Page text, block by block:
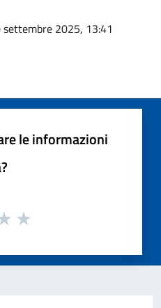
settembre 2025, 13:41
le informazioni